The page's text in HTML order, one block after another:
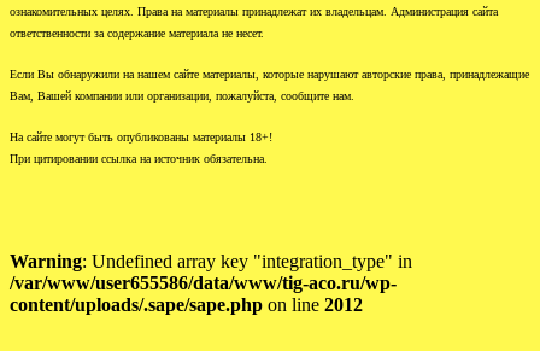
ознакомительных целях. Права на материалы принадлежат их владельцам. Администрация сайта
ответственности за содержание материала не несет.
Если Вы обнаружили на нашем сайте материалы, которые нарушают авторские права, принадлежащие
Вам, Вашей компании или организации, пожалуйста, сообщите нам.
На сайте могут быть опубликованы материалы 18+!
При цитировании ссылка на источник обязательна.
Warning: Undefined array key "integration_type" in
/var/www/user655586/data/www/tig-aco.ru/wp-
content/uploads/.sape/sape.php on line 2012